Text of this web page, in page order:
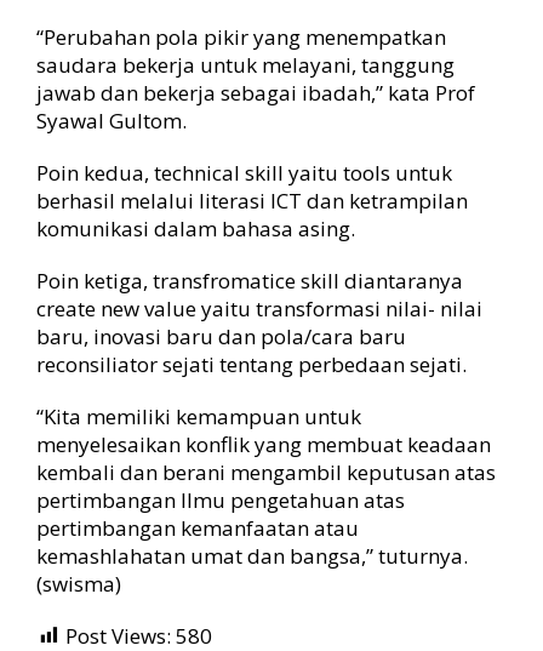
“Perubahan pola pikir yang menempatkan
saudara bekerja untuk melayani, tanggung
jawab dan bekerja sebagai ibadah,” kata Prof
Syawal Gultom.
Poin kedua, technical skill yaitu tools untuk
berhasil melalui literasi ICT dan ketrampilan
komunikasi dalam bahasa asing.
Poin ketiga, transfromatice skill diantaranya
create new value yaitu transformasi nilai- nilai
baru, inovasi baru dan pola/cara baru
reconsiliator sejati tentang perbedaan sejati.
“Kita memiliki kemampuan untuk
menyelesaikan konflik yang membuat keadaan
kembali dan berani mengambil keputusan atas
pertimbangan Ilmu pengetahuan atas
pertimbangan kemanfaatan atau
kemashlahatan umat dan bangsa,” tuturnya.
(swisma)
Post Views: 580